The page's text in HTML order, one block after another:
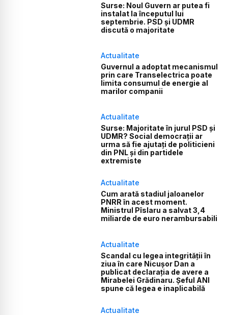
Surse: Noul Guvern ar putea fi
instalat la începutul lui
septembrie. PSD și UDMR
discută o majoritate
Actualitate
Guvernul a adoptat mecanismul
prin care Transelectrica poate
limita consumul de energie al
marilor companii
Actualitate
Surse: Majoritate în jurul PSD și
UDMR? Social democrații ar
urma să fie ajutați de politicieni
din PNL și din partidele
extremiste
Actualitate
Cum arată stadiul jaloanelor
PNRR în acest moment.
Ministrul Pîslaru a salvat 3,4
miliarde de euro nerambursabili
Actualitate
Scandal cu legea integrității în
ziua în care Nicușor Dan a
publicat declarația de avere a
Mirabelei Grădinaru. Șeful ANI
spune că legea e inaplicabilă
Actualitate